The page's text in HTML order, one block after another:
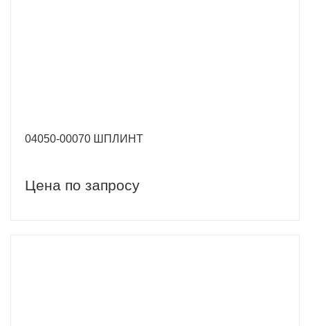
04050-00070 ШПЛИНТ
Цена по запросу